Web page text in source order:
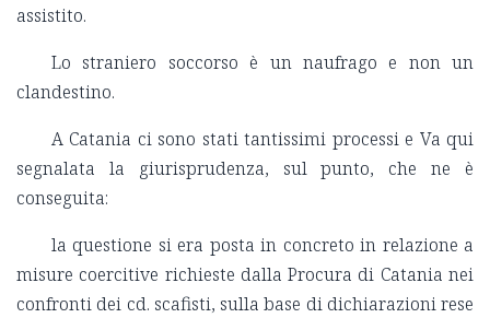
assistito.
Lo straniero soccorso è un naufrago e non un
clandestino.
A Catania ci sono stati tantissimi processi e Va qui
segnalata la giurisprudenza, sul punto, che ne è
conseguita:
la questione si era posta in concreto in relazione a
misure coercitive richieste dalla Procura di Catania nei
confronti dei cd. scafisti, sulla base di dichiarazioni rese